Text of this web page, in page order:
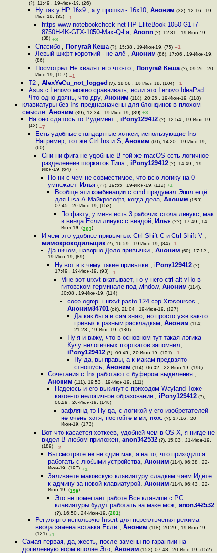
(?), 11:49 , 19-Июн-19, (26)
Ну так у HP 16x9 , а у прошки - 16х10, Аноним (32), 12:16 , 19-
Июн-19, (32) –1
https www notebookcheck net HP-EliteBook-1050-G1-i7-
8750H-4K-GTX-1050-Max-Q-La, Anonn(?), 12:31 , 19-Июн-19,
(38) +3
Спасибо , Попугай Кеша(?), 15:38 , 19-Июн-19, (75) –1
Левый шифт короткий - не алё , Аноним (86), 17:06 , 19-Июн-19,
(86)
Посмотрел Не хвалят его что-то , Попугай Кеша(?), 09:26 , 20-
Июн-19, (157) –1
Т2 ,AlexYeCu_not_logged (?), 19:06 , 19-Июн-19, (104) –1
Asus с Lenovo можно сравнивать, если это Lenovo IdeaPad
Что одно дрянь, что дру,Аноним (118), 20:26 , 19-Июн-19, (118)
клавиатуры без Ins предназначены для блондинок в плохом
смысле, Аноним (39), 12:34 , 19-Июн-19, (39) +3
На оно сдалось то Рудимент , iPony129412 (?), 12:54 , 19-Июн-19,
(42) –7
Есть удобные стандартные хоткеи, использующие Ins
Например, тот же Ctrl Ins и S, Аноним (60), 14:20 , 19-Июн-19,
(60)
Они ни фига не удобные В той же macOS есть логичное
разделенеие шоркатов Типа , iPony129412(?), 14:49 , 19-
Июн-19, (64) –1
Но ни с чем не совместимое, что всю логику на 0
умножает, Илья (??), 19:55 , 19-Июн-19, (112) +1
Вообще эти комбинации с cmd придумал Эппл ещё
для Lisa А Майкрософт, когда дела, Аноним (153),
07:45 , 20-Июн-19, (153)
По факту, у меня есть 3 рабочих стола линукс, мак
и винда Если линукс с виндой, Илья (??), 17:49 , 14-
Июл-19, (203)
И чем это удобнее привычных Ctrl Shift C и Ctrl Shift V ,
мимокрокодильщик(?), 16:59 , 19-Июн-19, (84) –1
Да ничем, наверно Дело привычки ,Аноним (60), 17:12 ,
19-Июн-19, (89)
Ну вот и к чему такие привычки , iPony129412(?),
17:49 , 19-Июн-19, (93) –1
Мне вот urxvt вкатывает, но у него ctrl alt vНо в
гитовском терминале под window, Аноним (114),
20:08 , 19-Июн-19, (114)
code egrep -i urxvt paste 124 cop Xresources ,
Аноним84701 (ok), 21:04 , 19-Июн-19, (127)
Да как бы я и сам знаю, но просто уже как-то
привык к разным раскладкам, Аноним (114),
21:23 , 19-Июн-19, (130)
Ну я и вижу, что в основном тут такая логика
Кучу нелогичных шорткатов запомнил,
iPony129412 (?), 06:45 , 20-Июн-19, (151) –1
Ну да, вы правы, а к макам предвзято
отношусь, Аноним (114), 06:32 , 22-Июн-19, (196)
Сочетания с Ins работают с буфером выделения ,
Аноним (111), 19:53 , 19-Июн-19, (111)
Надеюсь и его выкинут с приходом Wayland Тоже
какое-то нелогичное образование , iPony129412(?),
06:29 , 20-Июн-19, (148)
вафлянд-то Ну да, с логикой у его изобретателей
не очень хотя, постойте в ви, пох. (?), 17:16 , 20-
Июн-19, (173)
Вот что касается хоткеев, удобней чем в OS X, я нигде не
видел В любом приложен, anon342532(?), 15:03 , 21-Июн-19,
(189) –2
Вы смотрите не не один мак, а на то, что приходится
работать с любыми устройства,Аноним (114), 06:38 , 22-
Июн-19, (197) +1
Заливаете маковскую клавиатуру сладким чаем Идёте
к админу за новой клавиатурой,Аноним (114), 06:43 , 22-
Июн-19, (198)
Это не помешает работе Все клавиши с PC
клавиатуры будут работать на маке мож, anon342532
(?), 16:50 , 24-Июн-19, (201)
Регулярно использую Insert для переключения режима
ввода замена вставка Если , Аноним (118), 20:29 , 19-Июн-19,
(121) +1
Самая первая, да, жесть, после замены по гарантии на
допиленную норм вполне Это, Аноним (153), 07:43 , 20-Июн-19, (152)